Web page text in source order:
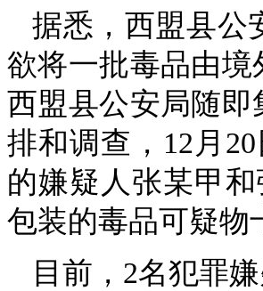
据悉，西盟县公
欲将一批毒品由
西盟县公安局随
排和调查，12月
的嫌疑人张某甲
包装的毒品可疑物
目前，2名犯罪